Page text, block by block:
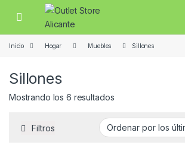
Skip to navigation
Skip to content
Open
Inicio Hogar Muebles Sillones
Sillones
Mostrando los 6 resultadosOrdenado por los
Filtros